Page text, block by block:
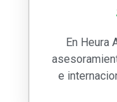
En Heura
e